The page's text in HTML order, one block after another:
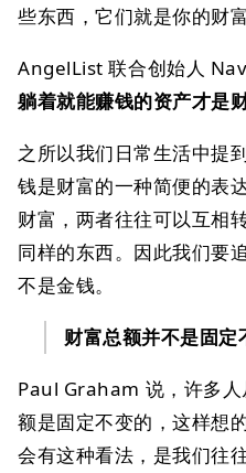
些东西，它们就是你的财富
AngelList 联合创始人
躺着就能赚钱的资产才是财
之所以我们日常生活中提
钱是财富的一种简便的表
财富，两者往往可以互相
同样的东西。因此我们要
不是金钱。
财富总额并不是固定
Paul Graham 说，许多
额是固定不变的，这样想
会有这种看法，是我们往